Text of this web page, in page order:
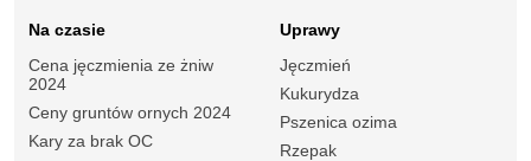
Na czasie
Cena jęczmienia ze żniw
2024
Ceny gruntów ornych 2024
Kary za brak OC
Uprawy
Jęczmień
Kukurydza
Pszenica ozima
Rzepak